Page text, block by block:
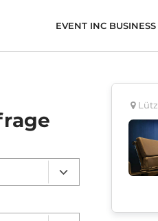
EVENT INC BUSINESS